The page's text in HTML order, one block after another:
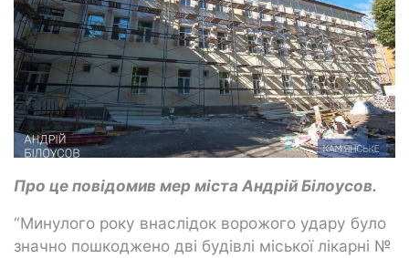
Про це повідомив мер міста Андрій Білоусов.
“Минулого року внаслідок ворожого удару було
значно пошкоджено дві будівлі міської лікарні №